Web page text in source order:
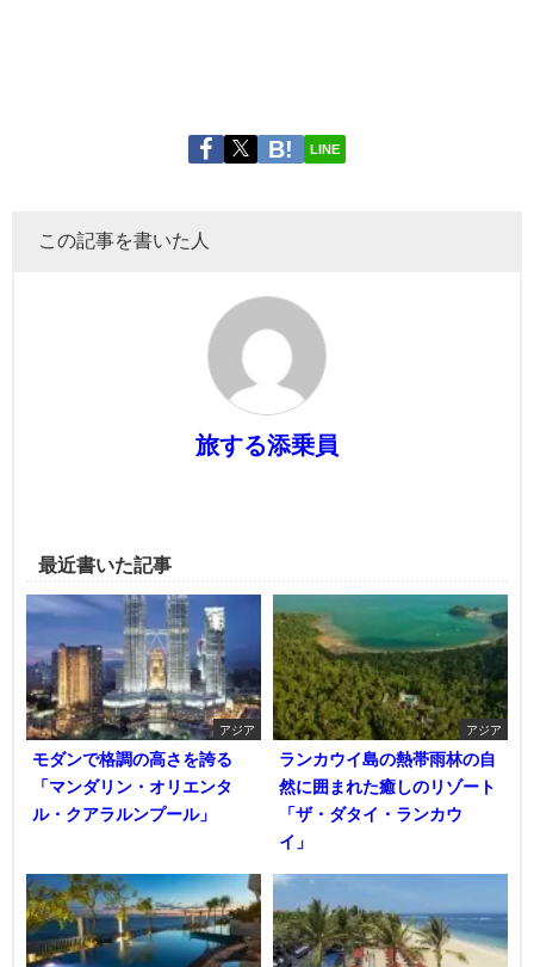
LINE
この記事を書いた人
旅する添乗員
最近書いた記事
アジア
モダンで格調の高さを誇る
「マンダリン・オリエンタ
ル・クアラルンプール」
アジア
ランカウイ島の熱帯雨林の自
然に囲まれた癒しのリゾート
「ザ・ダタイ・ランカウ
イ」